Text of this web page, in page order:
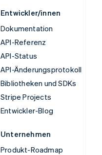
Entwickler/innen
Dokumentation
API-Referenz
API-Status
API-Änderungsprotokoll
Bibliotheken und SDKs
Stripe Projects
Entwickler-Blog
Unternehmen
Produkt-Roadmap